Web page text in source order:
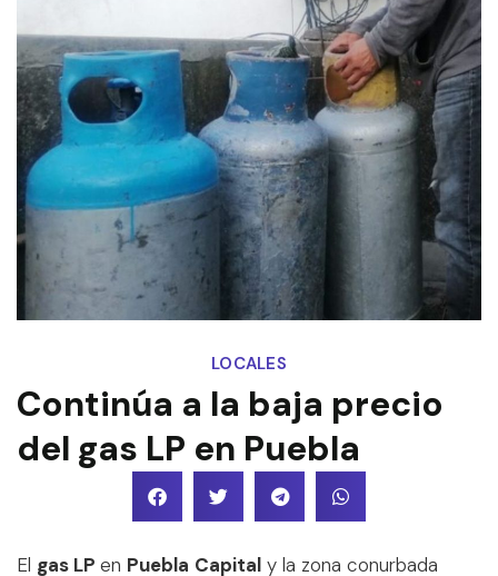
LOCALES
Continúa a la baja precio
del gas LP en Puebla
El gas LP en Puebla Capital y la zona conurbada